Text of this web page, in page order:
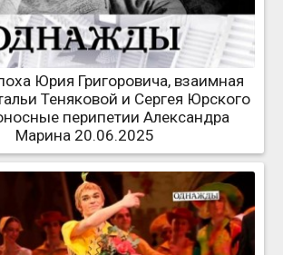
Юрия Григоровича, взаимная
Теняковой и Сергея Юрского
перипетии Александра
Марина 20.06.2025